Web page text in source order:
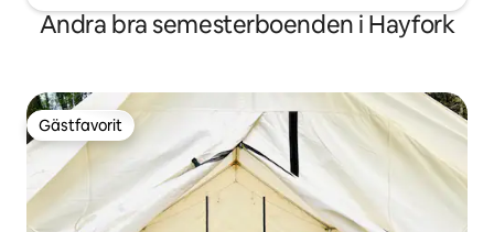
Andra bra semesterboenden i Hayfork
Gästfavorit
Gästfavorit